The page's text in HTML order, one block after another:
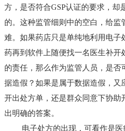
方，是否符合GSP认证的要求，却
的。这种监管细则中的空白，给监
难。如果药店只是单纯地利用电子
药再到软件上随便找一名医生补开
的责任，那么作为监管人员，是否
据造假？如果是属于数据造假，又
开出处方单，还是群众同意下协助
出明确的答案。
电子处方的出现，可看作是医